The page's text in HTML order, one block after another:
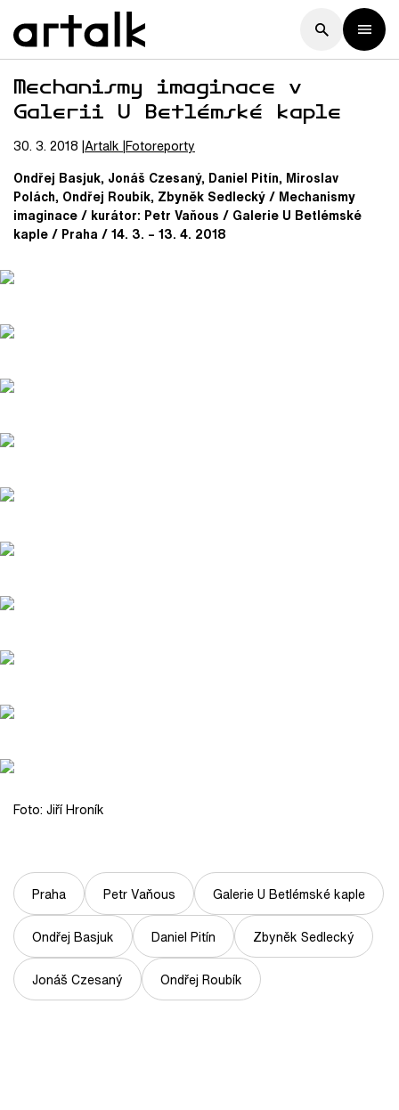
Mechanismy imaginace v
Galerii U Betlémské kaple
30. 3. 2018 Artalk Fotoreporty
Ondřej Basjuk, Jonáš Czesaný, Daniel Pitín, Miroslav
Polách, Ondřej Roubík, Zbyněk Sedlecký / Mechanismy
imaginace / kurátor: Petr Vaňous / Galerie U Betlémské
kaple / Praha / 14. 3. – 13. 4. 2018
Foto: Jiří Hroník
Praha Petr Vaňous Galerie U Betlémské kaple
Ondřej Basjuk Daniel Pitín Zbyněk Sedlecký
Jonáš Czesaný Ondřej Roubík